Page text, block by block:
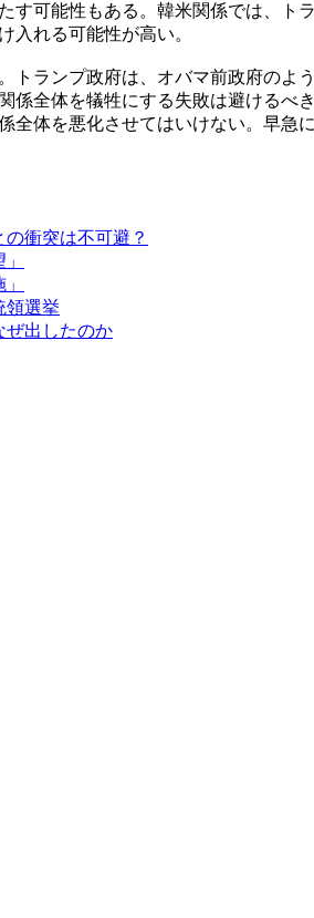
す可能性もある。韓米関係では、
入れる可能性が高い。
トランプ政府は、オバマ前政府の
係全体を犠牲にする失敗は避ける
体を悪化させてはいけない。早急
衝突は不可避？
領選挙
ぜ出したのか